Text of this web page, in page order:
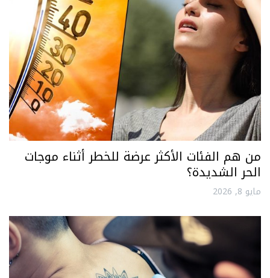
من هم الفئات الأكثر عرضة للخطر أثناء موجات
الحر الشديدة؟
مايو 8, 2026